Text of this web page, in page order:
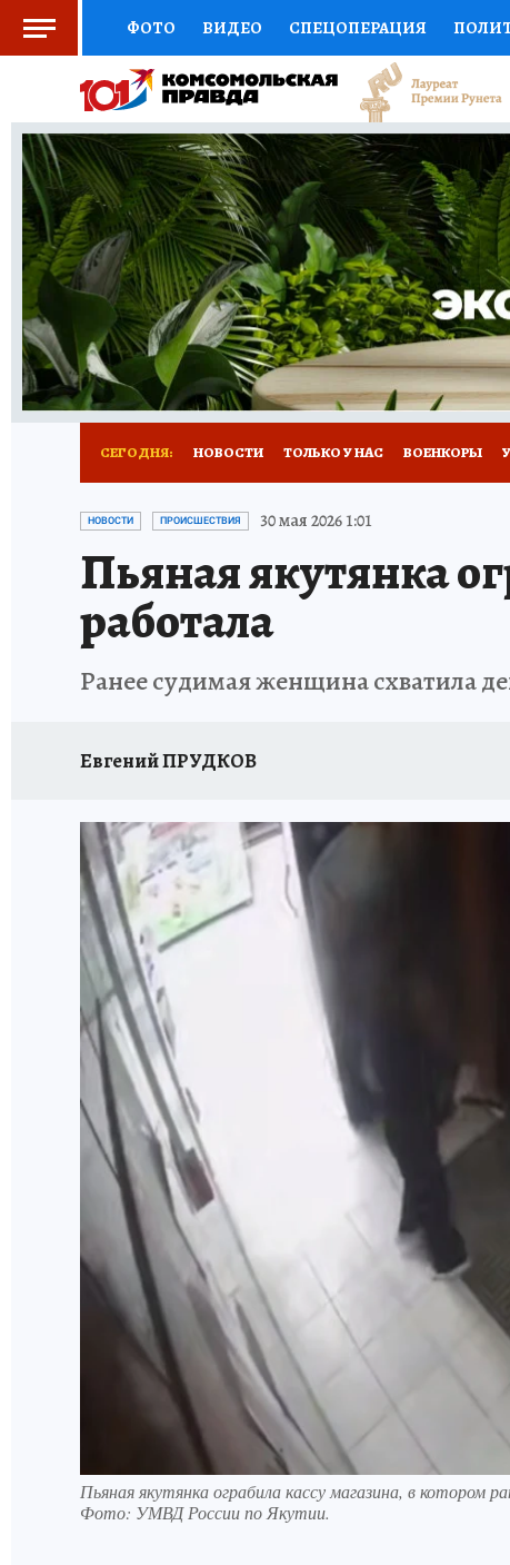
ФОТО ВИДЕО СПЕЦОПЕРАЦИЯ
СОЦПОДДЕРЖКА НАУКА СПОРТ
ВЫБОР ЭКСПЕРТОВ ДОКТОР ФИНАНСЫ
КНИЖНАЯ ПОЛКА ПРОГНОЗЫ НА СПОРТ
ПРЕСС-ЦЕНТР НЕДВИЖИМОСТЬ
РАДИО КП РЕКЛАМА ТЕСТЫ НОВОЕ
СЕГОДНЯ: НОВОСТИ ТОЛЬКО У НАС ВОЕНКОРЫ
ЗАПОВЕДНАЯ РОССИЯ ЛЕЧЕНИЕ
НОВОСТИ ПРОИСШЕСТВИЯ 30 мая 2026 1:01
Пьяная якутянка
работала
Ранее судимая женщина схватила
Евгений ПРУДКОВ
Пьяная якутянка ограбила кассу магазина, в котором
Фото: УМВД России по Якутии.